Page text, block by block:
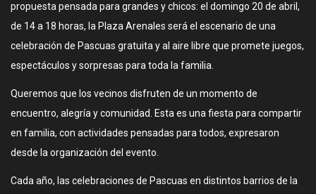
propuesta pensada para grandes y chicos: el domingo 20 de abril,
de 14 a 18 horas, la Plaza Arenales será el escenario de una
celebración de Pascuas gratuita y al aire libre que promete juegos,
espectáculos y sorpresas para toda la familia.
Queremos que los vecinos disfruten de un momento de
encuentro, alegría y comunidad. Esta es una fiesta para compartir
en familia, con actividades pensadas para todos, expresaron
desde la organización del evento.
Cada año, las celebraciones de Pascuas en distintos barrios de la